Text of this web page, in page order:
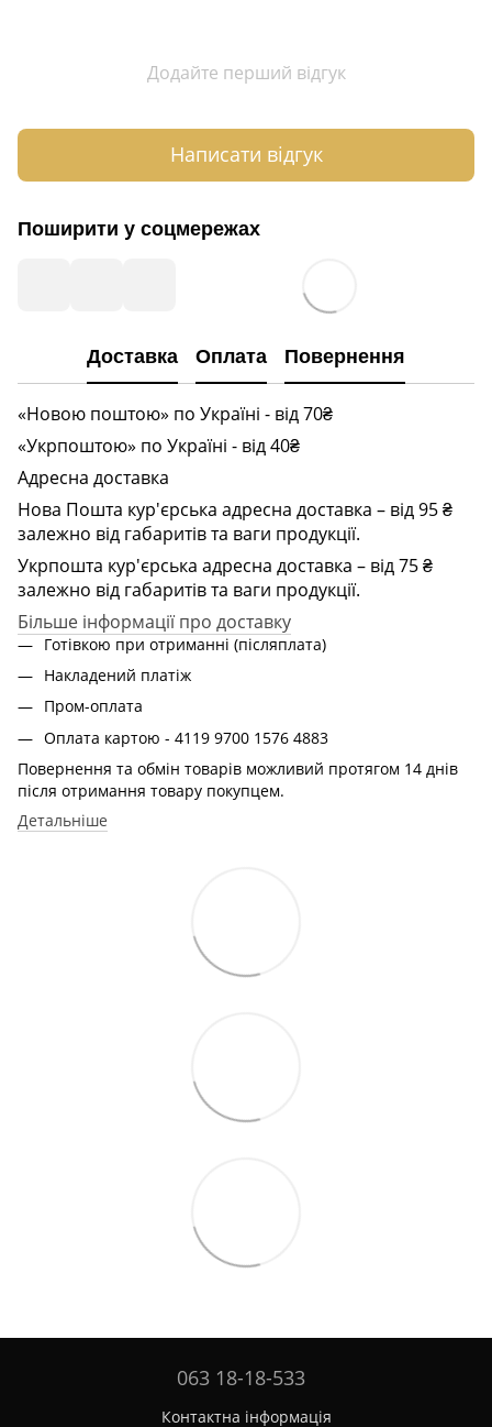
Додайте перший відгук
Написати відгук
Поширити у соцмережах
Доставка Оплата Повернення
«Новою поштою» по Україні - від 70₴
«Укрпоштою» по Україні - від 40₴
Адресна доставка
Нова Пошта кур'єрська адресна доставка – від 95 ₴
залежно від габаритів та ваги продукції.
Укрпошта кур'єрська адресна доставка – від 75 ₴
залежно від габаритів та ваги продукції.
Більше інформації про доставку
Готівкою при отриманні (післяплата)
Накладений платіж
Пром-оплата
Оплата картою - 4119 9700 1576 4883
Повернення та обмін товарів можливий протягом 14 днів
після отримання товару покупцем.
Детальніше
063 18-18-533
Контактна інформація